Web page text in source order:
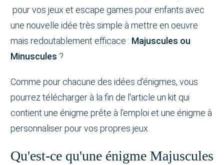
pour vos jeux et escape games pour enfants avec
une nouvelle idée très simple à mettre en oeuvre
mais redoutablement efficace : Majuscules ou
Minuscules ?
Comme pour chacune des idées d'énigmes, vous
pourrez télécharger à la fin de l'article un kit qui
contient une énigme prête à l'emploi et une énigme à
personnaliser pour vos propres jeux.
Qu'est-ce qu'une énigme Majuscules